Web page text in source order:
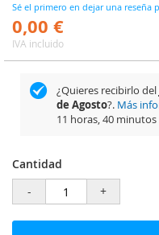
Sé el primero en dejar una reseña
0,00 €
IVA incluido
¿Quieres recibirlo del
de Agosto?. Más
11 horas, 40 minutos
Cantidad
-
+
de
la
galería
de
imágenes